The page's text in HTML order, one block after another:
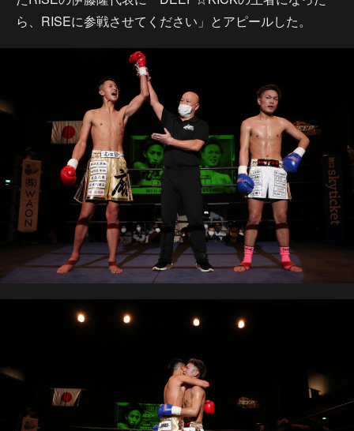
ら、RISEに参戦させてください」とアピールした。